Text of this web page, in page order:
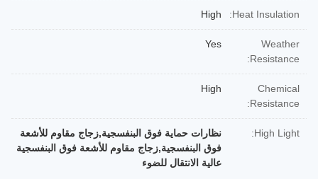
Heat Insulation:
High
Weather
Resistance:
Yes
Chemical
Resistance:
High
High Light:
نظارات حماية فوق البنفسجية,زجاج مقاوم للأشعة
فوق البنفسجية,زجاج مقاوم للأشعة فوق البنفسجية
عالية الانتقال للضوء